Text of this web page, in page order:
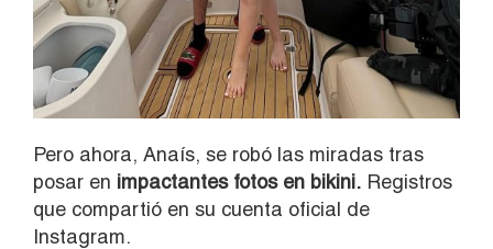
Pero ahora, Anaís, se robó las miradas tras
posar en impactantes fotos en bikini. Registros
que compartió en su cuenta oficial de
Instagram.